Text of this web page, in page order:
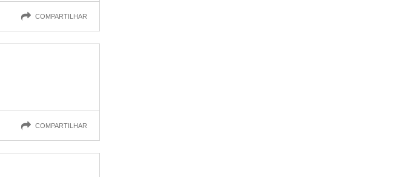
COMPARTILHAR
COMPARTILHAR